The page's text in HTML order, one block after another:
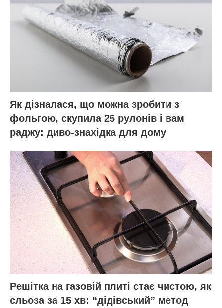
Як дізналася, що можна зробити з
фольгою, скупила 25 рулонів і вам
раджу: диво-знахідка для дому
Решітка на газовій плиті стає чистою, як
сльоза за 15 хв: “дідівський” метод